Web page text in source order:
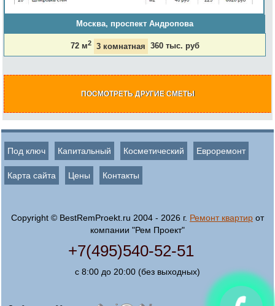
Москва, проспект Андропова
72 м2 3 комнатная 360 тыс. руб
ПОСМОТРЕТЬ ДРУГИЕ СМЕТЫ
Под ключ Капитальный Косметический Евроремонт
Карта сайта Цены Контакты
Copyright © BestRemProekt.ru 2004 - 2026 г. Ремонт квартирот
компании "Рем Проект"
+7(495)540-52-51
с 8:00 до 20:00 (без выходных)